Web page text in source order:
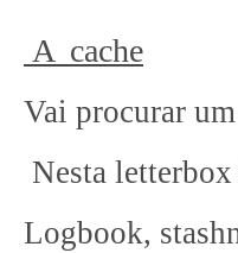
A cache
Vai procurar
Nesta letterbox
Logbook,